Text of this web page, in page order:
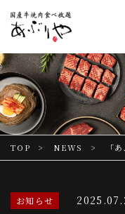
TOP NEWS 「
お知らせ